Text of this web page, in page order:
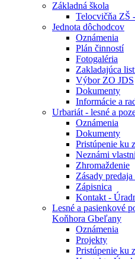
Základná škola
Telocvičňa ZŠ
Jednota dôchodcov
Oznámenia
Plán činností
Fotogaléria
Zakladajúca
Výbor ZO JDS
Dokumenty
Informácie a
Urbariát - lesné a
Oznámenia
Dokumenty
Pristúpenie ku
Neznámi
Zhromaždenie
Zásady predaja
Zápisnica
Kontakt -
Lesné a pasienkové
Koňhora Gbeľany
Oznámenia
Projekty
Pristúpenie ku